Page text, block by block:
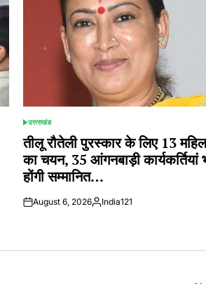
POSTED
IN
उत्तराखंड
तीलू रौतेली पुरस्कार के लिए 13
का चयन, 35 आंगनबाड़ी कार्यकर्तियां
होंगी सम्मानित…
August 6, 2026Posted
India121